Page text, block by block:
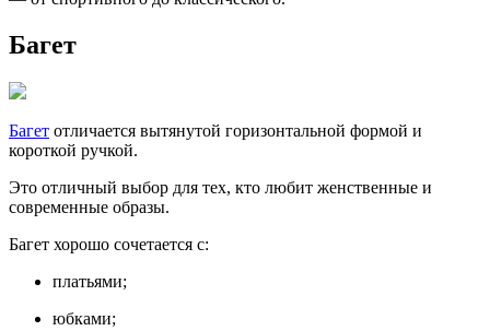
Багет
Багет отличается вытянутой горизонтальной формой и
короткой ручкой.
Это отличный выбор для тех, кто любит женственные и
современные образы.
Багет хорошо сочетается с:
платьями;
юбками;